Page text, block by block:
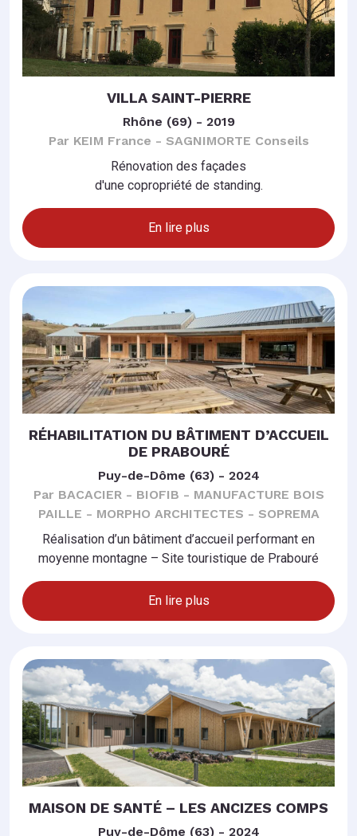
VILLA SAINT-PIERRE
Rhône (69) - 2019
Par KEIM France - SAGNIMORTE Conseils
Rénovation des façades
d'une copropriété de standing.
En lire plus
RÉHABILITATION DU BÂTIMENT D’ACCUEIL
DE PRABOURÉ
Puy-de-Dôme (63) - 2024
Par BACACIER - BIOFIB - MANUFACTURE BOIS
PAILLE - MORPHO ARCHITECTES - SOPREMA
Réalisation d’un bâtiment d’accueil performant en
moyenne montagne – Site touristique de Prabouré
En lire plus
MAISON DE SANTÉ – LES ANCIZES COMPS
Puy-de-Dôme (63) - 2024